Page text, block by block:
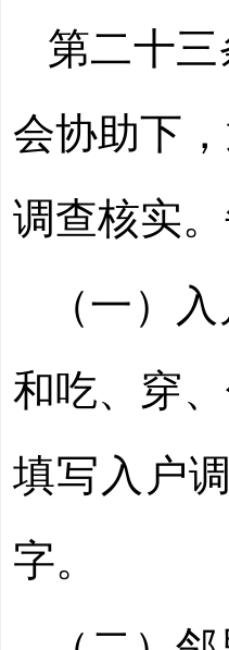
第二十三
会协助下
调查核实
（一）
和吃、穿
填写入户
字。